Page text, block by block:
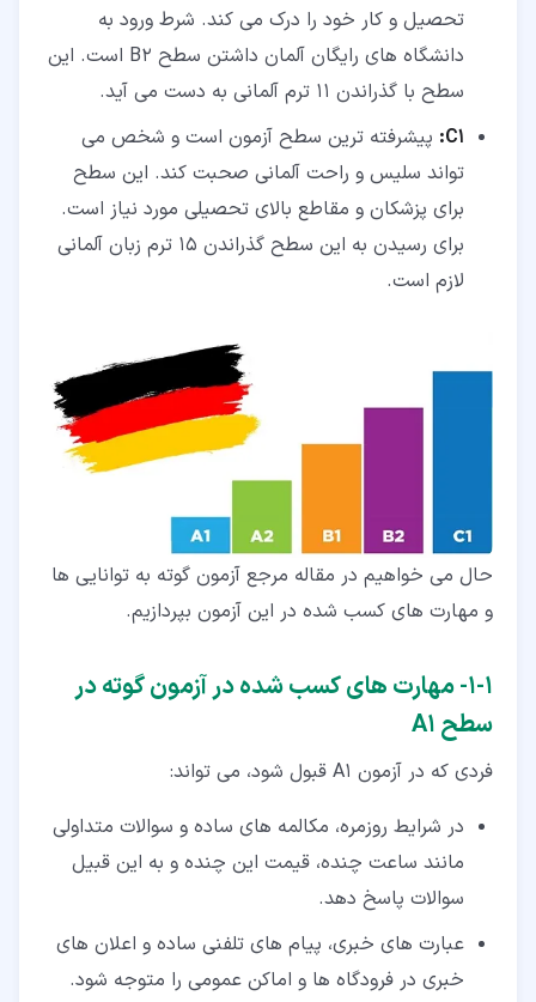
تحصیل و کار خود را درک می کند. شرط ورود به
دانشگاه های رایگان آلمان داشتن سطح B2 است. این
سطح با گذراندن 11 ترم آلمانی به دست می آید.
C1: پیشرفته ترین سطح آزمون است و شخص می
تواند سلیس و راحت آلمانی صحبت کند. این سطح
برای پزشکان و مقاطع بالای تحصیلی مورد نیاز است.
برای رسیدن به این سطح گذراندن 15 ترم زبان آلمانی
لازم است.
حال می خواهیم در مقاله مرجع آزمون گوته به توانایی ها
و مهارت های کسب شده در این آزمون بپردازیم.
۱‏-‏۱‏- مهارت های کسب شده در آزمون گوته در
سطح A1
فردی که در آزمون A1 قبول شود، می تواند:
در شرایط روزمره، مکالمه های ساده و سوالات متداولی
مانند ساعت چنده، قیمت این چنده و به این قبیل
سوالات پاسخ دهد.
عبارت های خبری، پیام های تلفنی ساده و اعلان های
خبری در فرودگاه ها و اماکن عمومی را متوجه شود.